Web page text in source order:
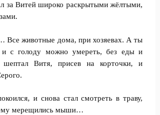
за Витей широко раскрытыми жёлтыми,
животные дома, при хозяевах. А ты
с голоду можно умереть, без еды и
Витя, присев на корточки, и
и снова стал смотреть в траву,
ему мерещились мыши…